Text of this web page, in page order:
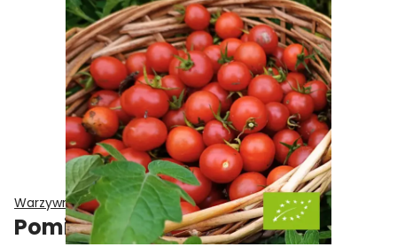
Warzywniak EKO
Pomidory Cherry na gałązce